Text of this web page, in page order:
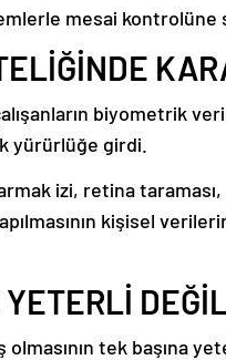
mesai kontrolüne
biyometrik
yürürlüğe girdi.
izi, retina
kişisel
olmasının tek başına